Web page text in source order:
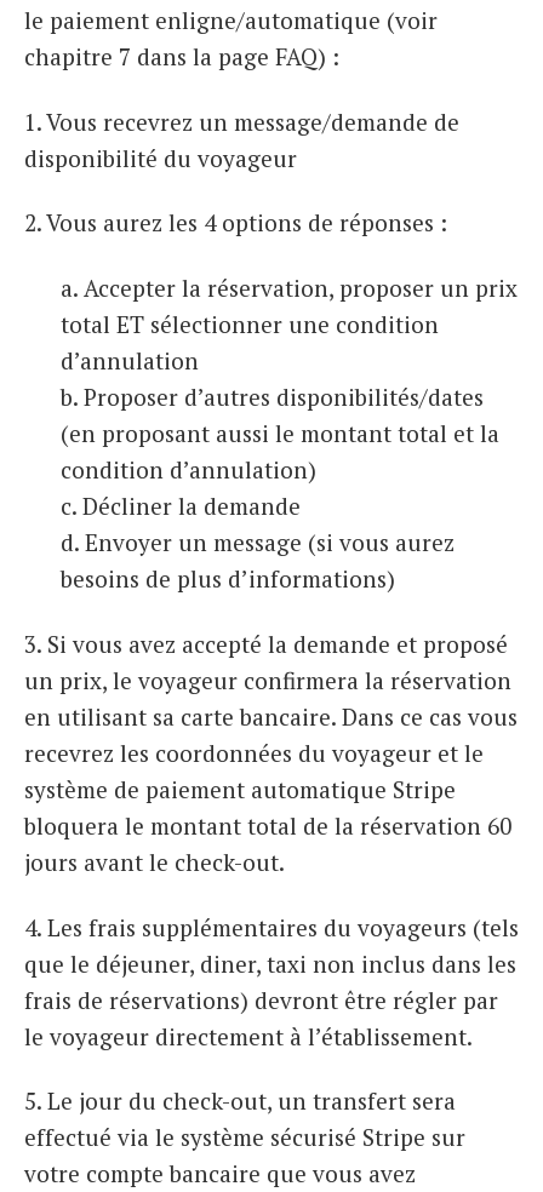
le paiement enligne/automatique (voir
chapitre 7 dans la page FAQ) :
1. Vous recevrez un message/demande de
disponibilité du voyageur
2. Vous aurez les 4 options de réponses :
a. Accepter la réservation, proposer un prix
total ET sélectionner une condition
d’annulation
b. Proposer d’autres disponibilités/dates
(en proposant aussi le montant total et la
condition d’annulation)
c. Décliner la demande
d. Envoyer un message (si vous aurez
besoins de plus d’informations)
3. Si vous avez accepté la demande et proposé
un prix, le voyageur confirmera la réservation
en utilisant sa carte bancaire. Dans ce cas vous
recevrez les coordonnées du voyageur et le
système de paiement automatique Stripe
bloquera le montant total de la réservation 60
jours avant le check-out.
4. Les frais supplémentaires du voyageurs (tels
que le déjeuner, diner, taxi non inclus dans les
frais de réservations) devront être régler par
le voyageur directement à l’établissement.
5. Le jour du check-out, un transfert sera
effectué via le système sécurisé Stripe sur
votre compte bancaire que vous avez